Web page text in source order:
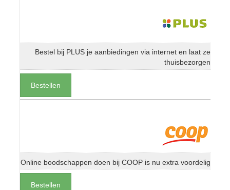
Bestel bij PLUS je aanbiedingen via internet en laat ze
thuisbezorgen
Bestellen
Online boodschappen doen bij COOP is nu extra voordelig
Bestellen